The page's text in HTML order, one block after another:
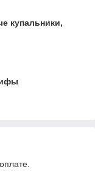
купальники,